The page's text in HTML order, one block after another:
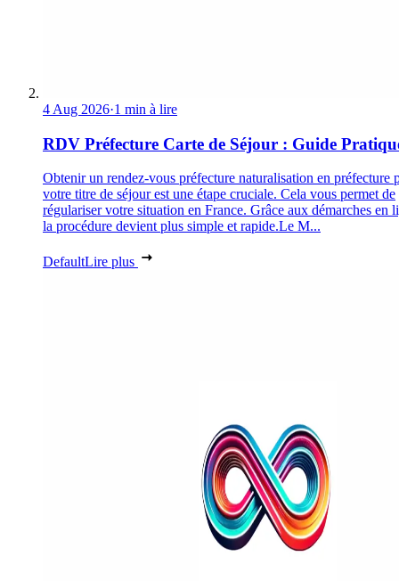
4 Aug 2026·1 min à lire
RDV Préfecture Carte de Séjour : Guide
Obtenir un rendez-vous préfecture naturalisation en préfecture
votre titre de séjour est une étape cruciale. Cela vous permet de
régulariser votre situation en France. Grâce aux démarches en
la procédure devient plus simple et rapide.Le M...
DefaultLire plus